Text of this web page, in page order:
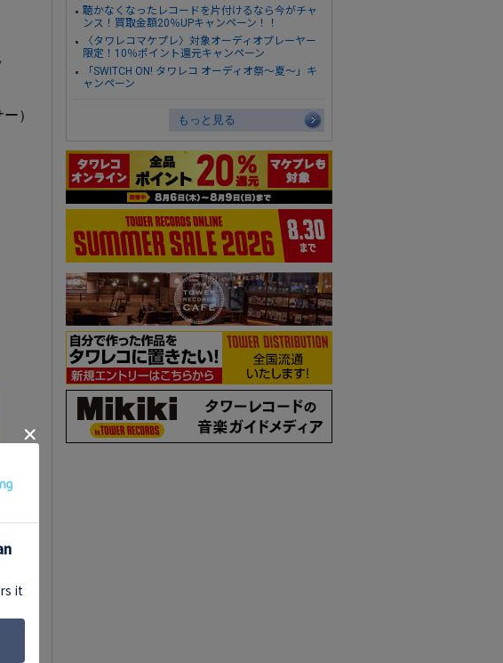
）
聴かなくなったレコードを片付けるなら今がチャ
ンス！買取金額20％UPキャンペーン！！
〈タワレコマケプレ〉対象オーディオプレーヤー
限定！10％ポイント還元キャンペーン
「SWITCH ON! タワレコ オーディオ祭～夏～」キ
ャンペーン
もっと見る